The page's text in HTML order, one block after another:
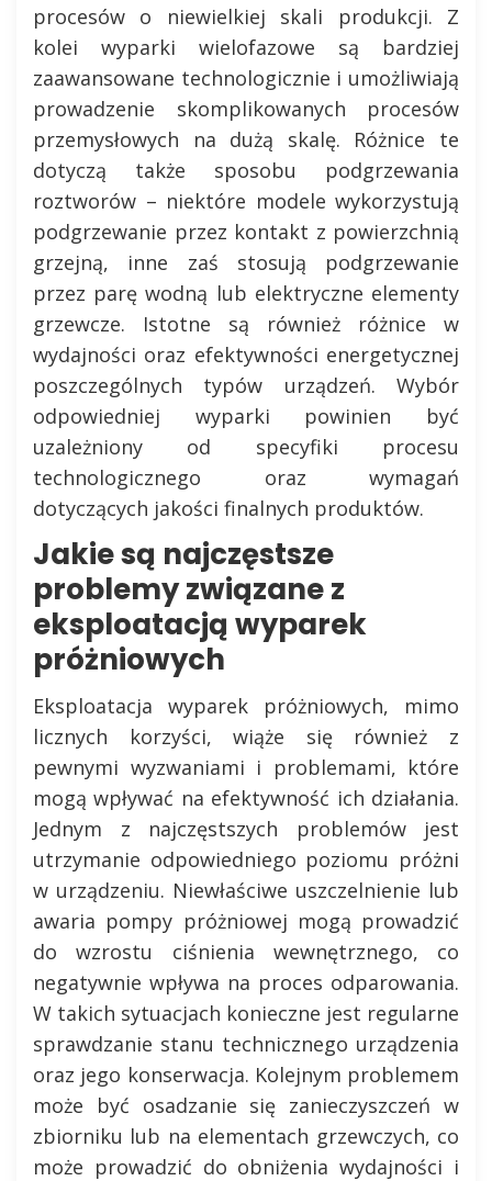
procesów o niewielkiej skali produkcji. Z
kolei wyparki wielofazowe są bardziej
zaawansowane technologicznie i umożliwiają
prowadzenie skomplikowanych procesów
przemysłowych na dużą skalę. Różnice te
dotyczą także sposobu podgrzewania
roztworów – niektóre modele wykorzystują
podgrzewanie przez kontakt z powierzchnią
grzejną, inne zaś stosują podgrzewanie
przez parę wodną lub elektryczne elementy
grzewcze. Istotne są również różnice w
wydajności oraz efektywności energetycznej
poszczególnych typów urządzeń. Wybór
odpowiedniej wyparki powinien być
uzależniony od specyfiki procesu
technologicznego oraz wymagań
dotyczących jakości finalnych produktów.
Jakie są najczęstsze
problemy związane z
eksploatacją wyparek
próżniowych
Eksploatacja wyparek próżniowych, mimo
licznych korzyści, wiąże się również z
pewnymi wyzwaniami i problemami, które
mogą wpływać na efektywność ich działania.
Jednym z najczęstszych problemów jest
utrzymanie odpowiedniego poziomu próżni
w urządzeniu. Niewłaściwe uszczelnienie lub
awaria pompy próżniowej mogą prowadzić
do wzrostu ciśnienia wewnętrznego, co
negatywnie wpływa na proces odparowania.
W takich sytuacjach konieczne jest regularne
sprawdzanie stanu technicznego urządzenia
oraz jego konserwacja. Kolejnym problemem
może być osadzanie się zanieczyszczeń w
zbiorniku lub na elementach grzewczych, co
może prowadzić do obniżenia wydajności i